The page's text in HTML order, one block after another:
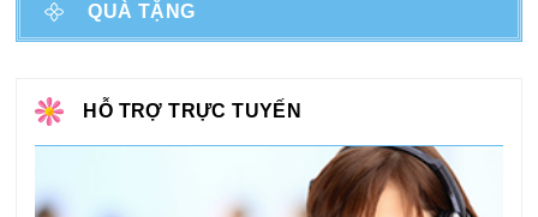
QUÀ TẶNG
HỖ TRỢ TRỰC TUYẾN